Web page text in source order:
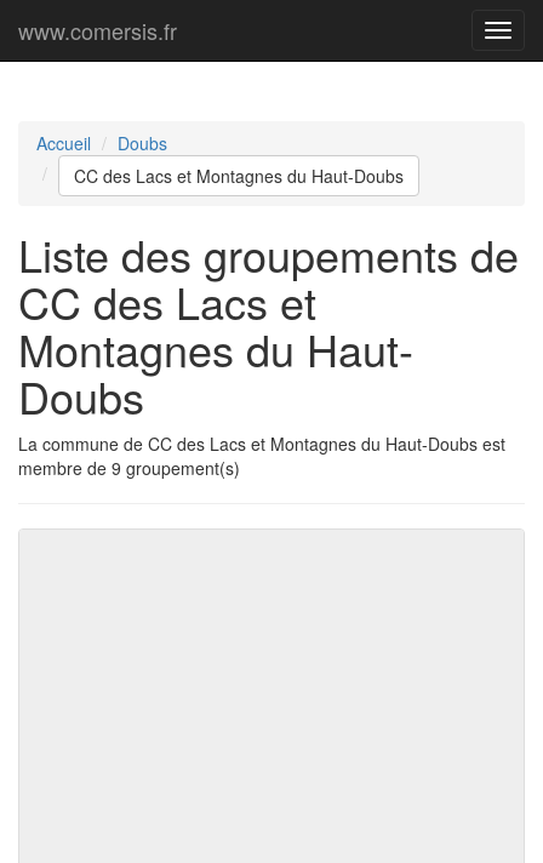
Menu
www.comersis.fr
Accueil
Doubs
CC des Lacs et Montagnes du Haut-Doubs
Liste des groupements de
CC des Lacs et
Montagnes du Haut-
Doubs
La commune de CC des Lacs et Montagnes du Haut-Doubs est
membre de 9 groupement(s)